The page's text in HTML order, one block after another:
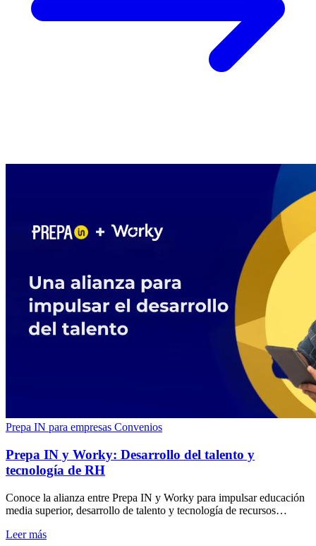
Prepa IN para empresas Convenios
Prepa IN y Worky: Desarrollo del talento y
tecnología de RH
Conoce la alianza entre Prepa IN y Worky para impulsar educación
media superior, desarrollo de talento y tecnología de recursos
Leer más